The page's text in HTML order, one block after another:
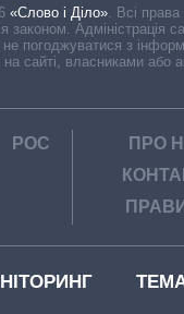
«Слово і Діло». Всі права
законом. Адміністрація
погоджуватися з
на сайті, власниками або
РОС
ПРО